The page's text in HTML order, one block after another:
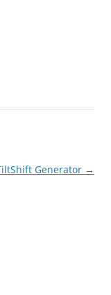
Generator →